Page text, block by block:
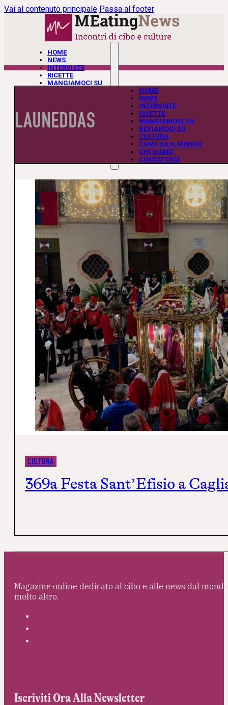
Vai al contenuto principale Passa al footer
HOME
NEWS
INTERVISTE
RICETTE
MANGIAMOCI SU
CHI SIAMO
CONTATTACI
HOME
NEWS
INTERVISTE
RICETTE
MANGIAMOCI SU
BEVIAMOCI SU
CULTURA
COME VA IL MONDO
CHI SIAMO
CONTATTACI
LAUNEDDAS
CULTURA
369ª Festa Sant’Efisio a
Magazine online dedicato al cibo e alle news dal
molto altro.
Iscriviti Ora Alla Newsletter